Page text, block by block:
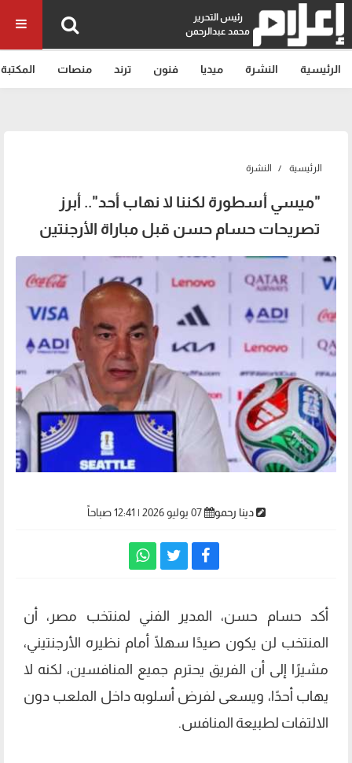
رئيس التحرير
محمد عبدالرحمن
الرئيسية النشرة ميديا فنون ترند منصات المكتبة
الرئيسية النشرة
"ميسي أسطورة لكننا لا نهاب أحد".. أبرز
تصريحات حسام حسن قبل مباراة الأرجنتين
دينا رحمو 07 يوليو 2026 | 12:41 صباحاً
أكد حسام حسن، المدير الفني لمنتخب مصر، أن
المنتخب لن يكون صيدًا سهلًا أمام نظيره الأرجنتيني،
مشيرًا إلى أن الفريق يحترم جميع المنافسين، لكنه لا
يهاب أحدًا، ويسعى لفرض أسلوبه داخل الملعب دون
الالتفات لطبيعة المنافس.